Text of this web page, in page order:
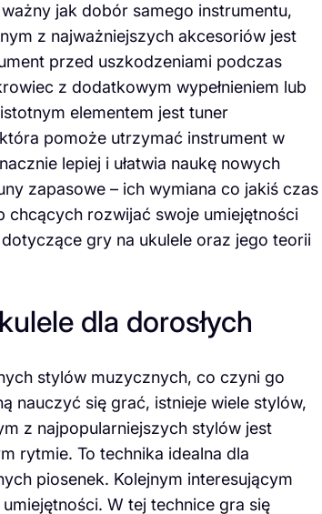
jak dobór samego instrumentu,
z najważniejszych akcesoriów jest
przed uszkodzeniami podczas
z dodatkowym wypełnieniem lub
elementem jest tuner
pomoże utrzymać instrument w
lepiej i ułatwia naukę nowych
zapasowe – ich wymiana co jakiś czas
chcących rozwijać swoje umiejętności
gry na ukulele oraz jego teorii
dla dorosłych
stylów muzycznych, co czyni go
nauczyć się grać, istnieje wiele stylów,
z najpopularniejszych stylów jest
rytmie. To technika idealna dla
piosenek. Kolejnym interesującym
W tej technice gra się